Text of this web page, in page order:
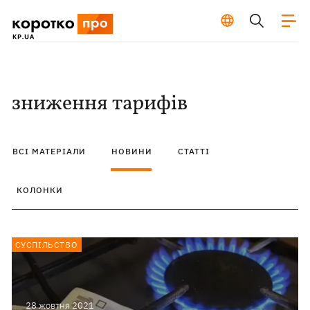
зниження тарифів
ВСІ МАТЕРІАЛИ НОВИНИ СТАТТІ
КОЛОНКИ
28 жовтня 2021
СУСПІЛЬСТВО